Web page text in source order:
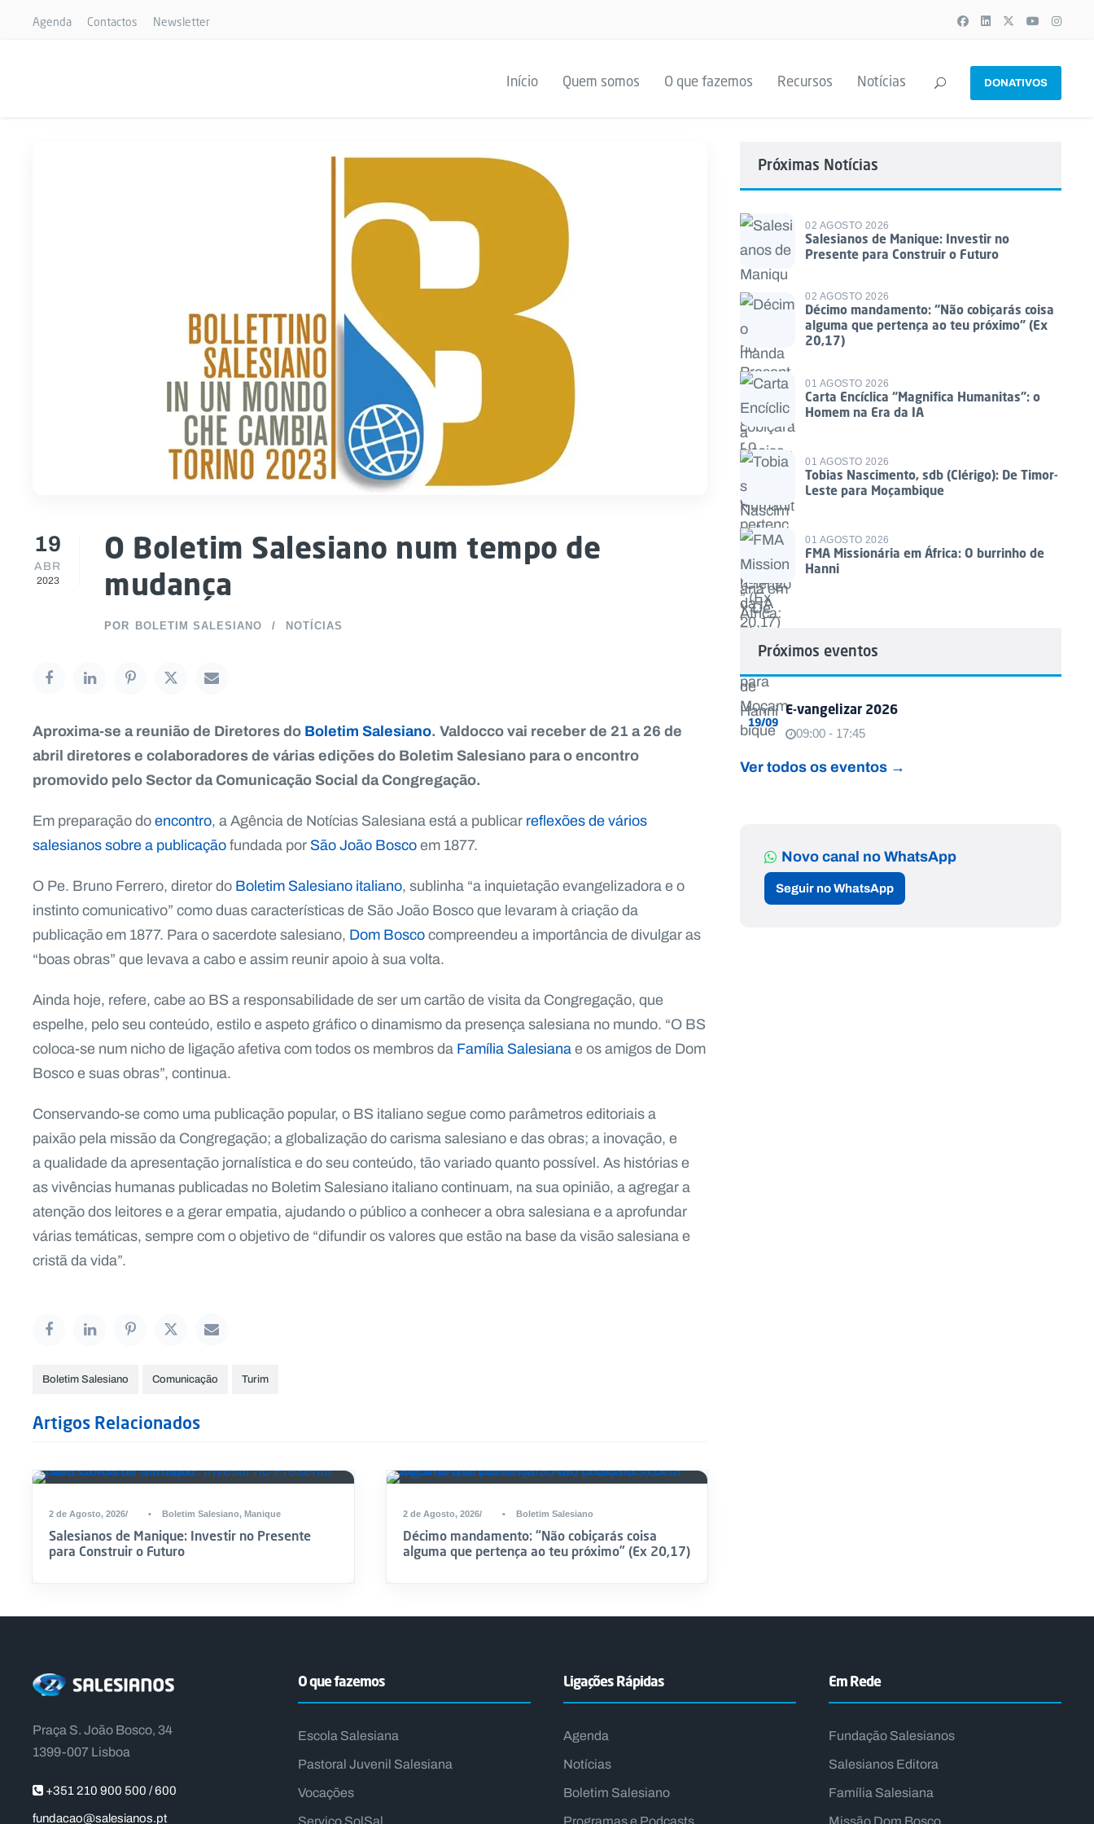
Agenda Contactos Newsletter
Início Quem somos O que fazemos Recursos Notícias DONATIVOS
19
ABR
2023
O Boletim Salesiano num tempo de
mudança
POR BOLETIM SALESIANO NOTÍCIAS
Aproxima-se a reunião de Diretores doBoletim Salesiano. Valdocco vai receber de 21 a 26 de
abril diretores e colaboradores de várias edições do Boletim Salesiano para o encontro
promovido pelo Sector da Comunicação Social da Congregação.
Em preparação doencontro, a Agência de Notícias Salesiana está a publicarreflexões de vários
salesianos sobre a publicaçãofundada porSão João Boscoem 1877.
O Pe. Bruno Ferrero, diretor doBoletim Salesiano italiano, sublinha “a inquietação evangelizadora e o
instinto comunicativo” como duas características de São João Bosco que levaram à criação da
publicação em 1877. Para o sacerdote salesiano, Dom Boscocompreendeu a importância de divulgar as
“boas obras” que levava a cabo e assim reunir apoio à sua volta.
Ainda hoje, refere, cabe ao BS a responsabilidade de ser um cartão de visita da Congregação, que
espelhe, pelo seu conteúdo, estilo e aspeto gráfico o dinamismo da presença salesiana no mundo. “O BS
coloca-se num nicho de ligação afetiva com todos os membros daFamília Salesianae os amigos de Dom
Bosco e suas obras”, continua.
Conservando-se como uma publicação popular, o BS italiano segue como parâmetros editoriais a
paixão pela missão da Congregação; a globalização do carisma salesiano e das obras; a inovação, e
a qualidade da apresentação jornalística e do seu conteúdo, tão variado quanto possível. As histórias e
as vivências humanas publicadas no Boletim Salesiano italiano continuam, na sua opinião, a agregar a
atenção dos leitores e a gerar empatia, ajudando o público a conhecer a obra salesiana e a aprofundar
várias temáticas, sempre com o objetivo de “difundir os valores que estão na base da visão salesiana e
cristã da vida”.
Boletim Salesiano Comunicação Turim
Artigos Relacionados
2 de Agosto, 2026 • Boletim Salesiano, Manique
Salesianos de Manique: Investir no Presente
para Construir o Futuro
2 de Agosto, 2026 • Boletim Salesiano
Décimo mandamento: “Não cobiçarás coisa
alguma que pertença ao teu próximo” (Ex 20,17)
Próximas Notícias
02 AGOSTO 2026
Salesianos de Manique: Investir no
Presente para Construir o Futuro
02 AGOSTO 2026
Décimo mandamento: “Não cobiçarás coisa
alguma que pertença ao teu próximo” (Ex
20,17)
01 AGOSTO 2026
Carta Encíclica “Magnifica Humanitas”: o
Homem na Era da IA
01 AGOSTO 2026
Tobias Nascimento, sdb (Clérigo): De Timor-
Leste para Moçambique
01 AGOSTO 2026
FMA Missionária em África: O burrinho de
Hanni
Próximos eventos
19/09
E-vangelizar 2026
09:00 - 17:45
Ver todos os eventos →
Novo canal no WhatsApp
Seguir no WhatsApp
Praça S. João Bosco, 34
1399-007 Lisboa
+351 210 900 500 / 600
fundacao@salesianos.pt
O que fazemos
Escola Salesiana
Pastoral Juvenil Salesiana
Vocações
Ligações Rápidas
Agenda
Notícias
Boletim Salesiano
Em Rede
Fundação Salesianos
Salesianos Editora
Família Salesiana